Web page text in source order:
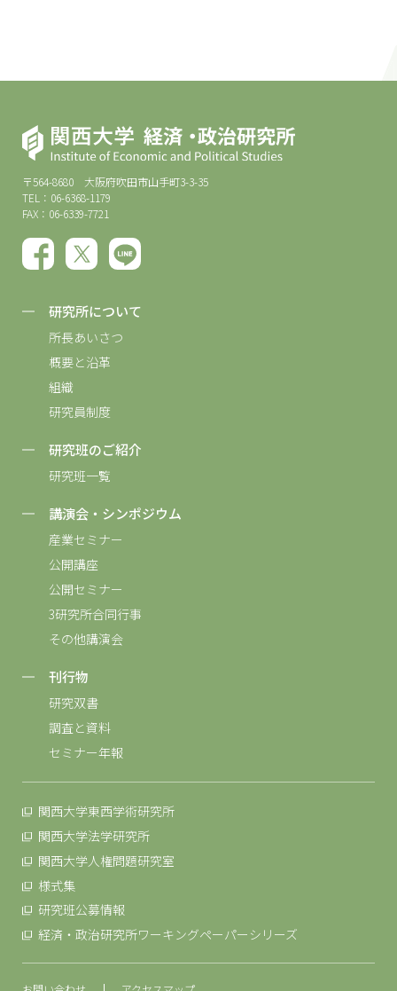
〒564-8680 大阪府吹田市山手町3-3-35
TEL：06-6368-1179
FAX：06-6339-7721
研究所について
所長あいさつ
概要と沿革
組織
研究員制度
研究班のご紹介
研究班一覧
講演会・シンポジウム
産業セミナー
公開講座
公開セミナー
3研究所合同行事
その他講演会
刊行物
研究双書
調査と資料
セミナー年報
関西大学東西学術研究所
関西大学法学研究所
関西大学人権問題研究室
様式集
研究班公募情報
経済・政治研究所ワーキングペーパーシリーズ